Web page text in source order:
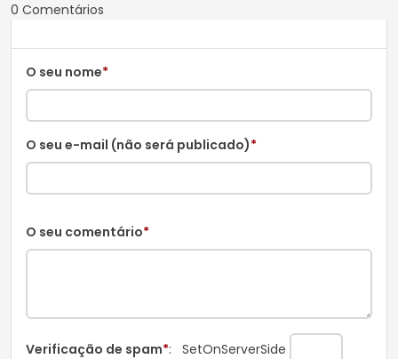
0 Comentários
O seu nome*
O seu e-mail (não será publicado)*
O seu comentário*
Verificação de spam*: SetOnServerSide